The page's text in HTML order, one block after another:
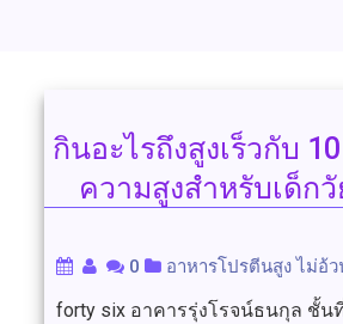
กินอะไรถึงสูงเร็วกับ
ความสูงสำหรับเด็ก
0 อาหารโปรตีนสูง ไม่อ้ว
forty six อาคารรุ่งโรจน์ธนกุล ชั้น